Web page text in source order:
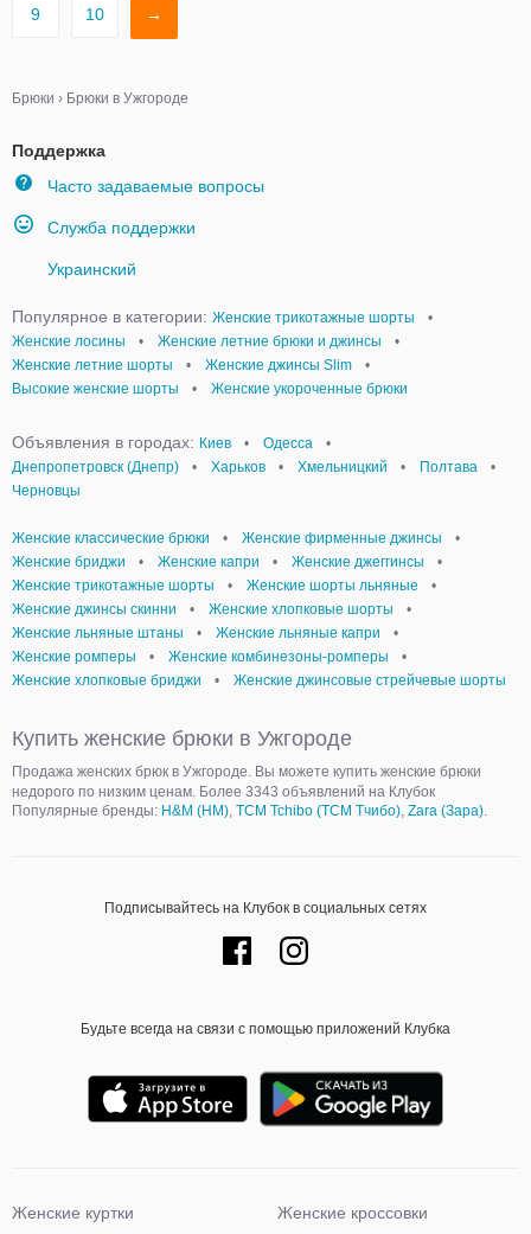
9 10 →
Брюки › Брюки в Ужгороде
Поддержка
Часто задаваемые вопросы
Служба поддержки
Украинский
Популярное в категории: Женские трикотажные шорты
•
Женские лосины
• Женские летние брюки и джинсы
•
Женские летние шорты
• Женские джинсы Slim
•
Высокие женские шорты
• Женские укороченные брюки
Объявления в городах: Киев • Одесса
•
Днепропетровск (Днепр)
• Харьков • Хмельницкий • Полтава
•
Черновцы
Женские классические брюки • Женские фирменные джинсы
•
Женские бриджи
• Женские капри • Женские джеггинсы
•
Женские трикотажные шорты
• Женские шорты льняные
•
Женские джинсы скинни
• Женские хлопковые шорты
•
Женские льняные штаны
• Женские льняные капри
•
Женские ромперы
• Женские комбинезоны-ромперы
•
Женские хлопковые бриджи
• Женские джинсовые стрейчевые шорты
Купить женские брюки в Ужгороде
Продажа женских брюк в Ужгороде. Вы можете купить женские брюки
недорого по низким ценам. Более 3343 объявлений на Клубок
Популярные бренды: H&M (НМ), TCM Tchibo (ТСМ Тчибо), Zara (Зара).
Подписывайтесь на Клубок в социальных сетях
Будьте всегда на связи с помощью приложений Клубка
Женские куртки
Женские кроссовки